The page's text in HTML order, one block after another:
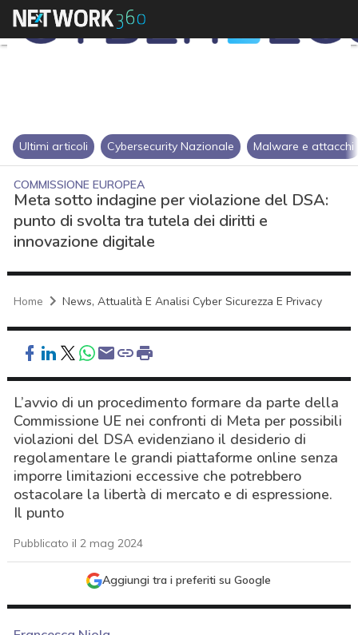
Ultimi articoli Cybersecurity Nazionale Malware e attacchi
COMMISSIONE EUROPEA
Meta sotto indagine per violazione del DSA:
punto di svolta tra tutela dei diritti e
innovazione digitale
Home News, Attualità E Analisi Cyber Sicurezza E Privacy
L’avvio di un procedimento formare da parte della
Commissione UE nei confronti di Meta per possibili
violazioni del DSA evidenziano il desiderio di
regolamentare le grandi piattaforme online senza
imporre limitazioni eccessive che potrebbero
ostacolare la libertà di mercato e di espressione.
Il punto
Pubblicato il 2 mag 2024
Aggiungi tra i preferiti su Google